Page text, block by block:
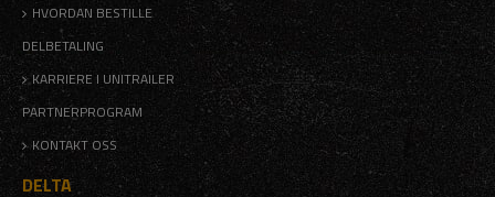
HVORDAN BESTILLE
DELBETALING
KARRIERE I UNITRAILER
PARTNERPROGRAM
KONTAKT OSS
DELTA